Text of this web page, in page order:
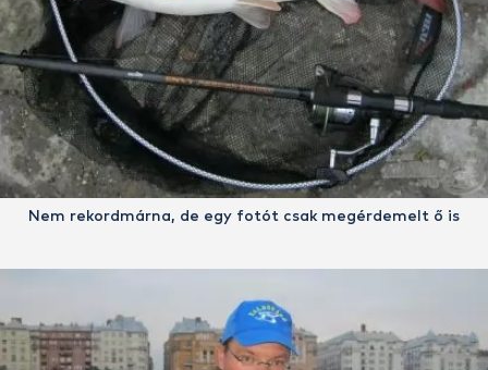
Nem rekordmárna, de egy fotót csak megérdemelt ő is